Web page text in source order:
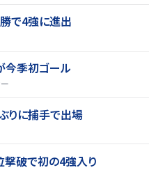
で4強に進出
今季初ゴール
りに捕手で出場
破で初の4強入り